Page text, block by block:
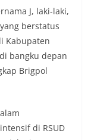
J, laki-laki,
berstatus
Kabupaten
bangku depan
Brigpol
di RSUD